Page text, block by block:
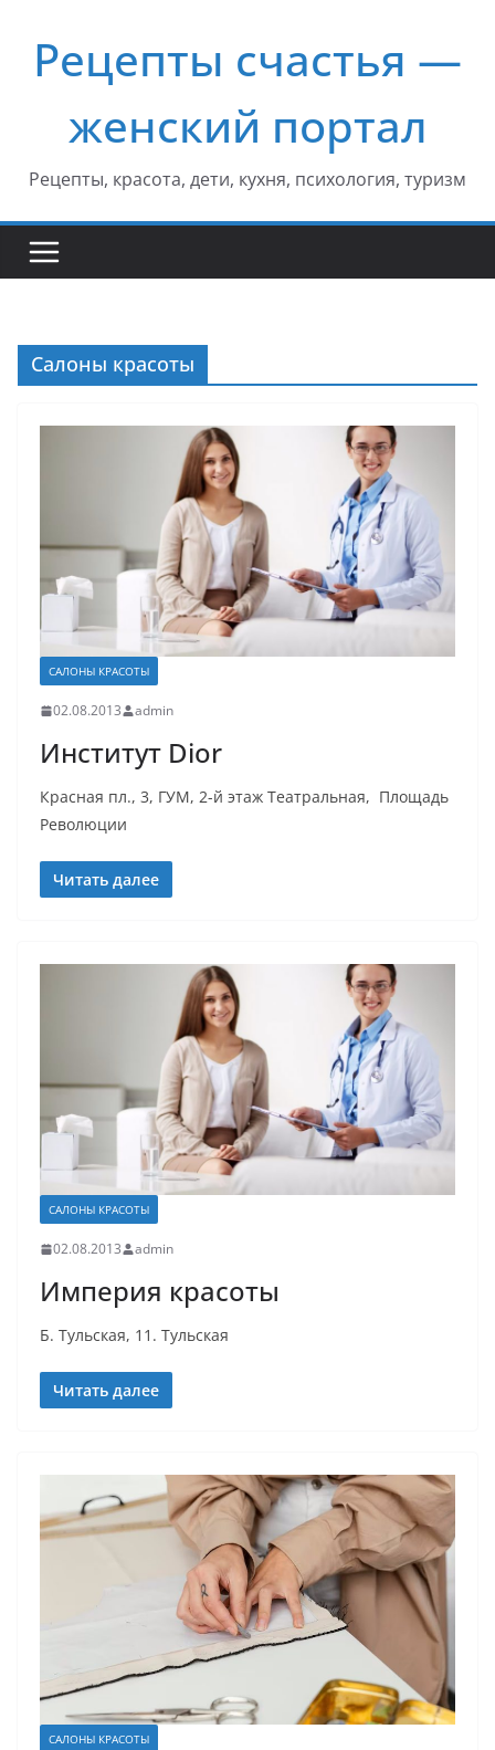
содержимому
Рецепты счастья —
женский портал
Рецепты, красота, дети, кухня, психология, туризм
Салоны красоты
САЛОНЫ КРАСОТЫ
02.08.2013 admin
Институт Dior
Красная пл., 3, ГУМ, 2-й этаж Театральная, Площадь
Революции
Читать далее
САЛОНЫ КРАСОТЫ
02.08.2013 admin
Империя красоты
Б. Тульская, 11. Тульская
Читать далее
САЛОНЫ КРАСОТЫ